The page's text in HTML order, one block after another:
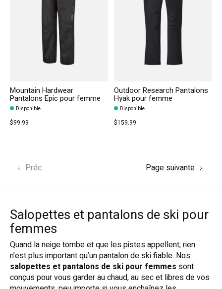
Mountain Hardwear
Pantalons Epic pour femme
Disponible
$99.99
Outdoor Research Pantalons
Hyak pour femme
Disponible
$159.99
Préc. Page suivante
Salopettes et pantalons de ski pour
femmes
Quand la neige tombe et que les pistes appellent, rien
n’est plus important qu’un pantalon de ski fiable. Nos
salopettes et pantalons de ski pour femmes sont
conçus pour vous garder au chaud, au sec et libres de vos